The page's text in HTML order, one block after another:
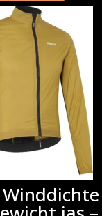
Winddichte